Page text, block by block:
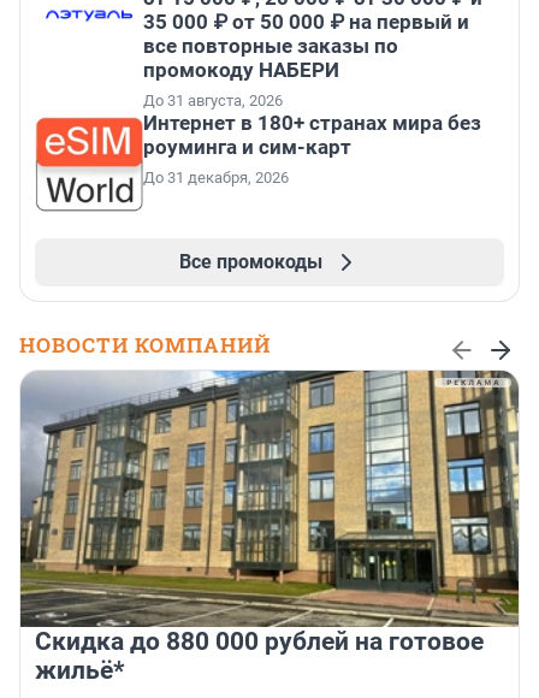
35 000 ₽ от 50 000 ₽ на первый и
все повторные заказы по
промокоду НАБЕРИ
До 31 августа, 2026
Интернет в 180+ странах мира без
роуминга и сим-карт
До 31 декабря, 2026
Все промокоды
НОВОСТИ КОМПАНИЙ
Скидка до 880 000 рублей на готовое
жильё*